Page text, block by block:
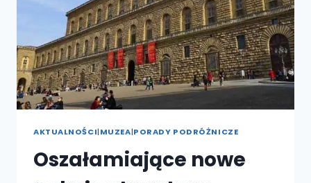
NIE
ZAUWAŻYŁ
AKTUALNOŚCI|MUZEA|PORADY PODRÓŻNICZE
Oszałamiające nowe